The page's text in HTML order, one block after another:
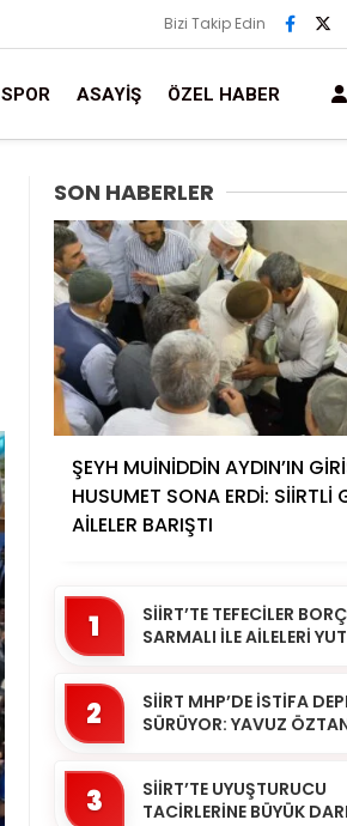
Bizi Takip Edin
SPOR ASAYIŞ ÖZEL HABER
SON HABERLER
ŞEYH MUİNİDDİN AYDIN’IN
HUSUMET SONA ERDİ: SİİRTLİ
AİLELER BARIŞTI
1
SİİRT’TE TEFECİLER BORÇ
SARMALI İLE AİLELERİ
2
SİİRT MHP’DE İSTİFA
SÜRÜYOR: YAVUZ
3
SİİRT’TE UYUŞTURUCU
TACİRLERİNE BÜYÜK